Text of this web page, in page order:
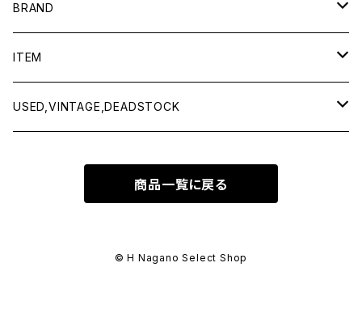
BRAND
BAICYCLON by bagjack
Baserange
ITEM
Men
USED,VINTAGE,DEADSTOCK
商品一覧に戻る
© H Nagano Select Shop